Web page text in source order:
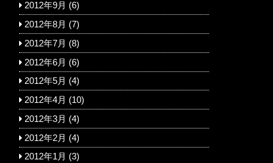
2012年9月 (6)
2012年8月 (7)
2012年7月 (8)
2012年6月 (6)
2012年5月 (4)
2012年4月 (10)
2012年3月 (4)
2012年2月 (4)
2012年1月 (3)